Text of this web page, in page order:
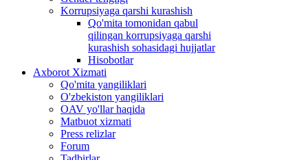
Korrupsiyaga qarshi kurashish
Qo'mita tomonidan qabul
qilingan korrupsiyaga qarshi
kurashish sohasidagi hujjatlar
Hisobotlar
Аxborot Xizmati
Qo'mita yangiliklari
O'zbekiston yangiliklari
OAV yo'llar haqida
Matbuot xizmati
Press relizlar
Forum